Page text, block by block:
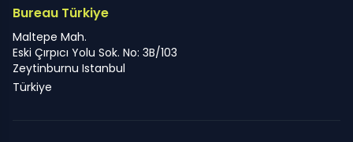
Bureau Türkiye
Maltepe Mah.
Eski Çırpıcı Yolu Sok. No: 3B/103
Zeytinburnu Istanbul
Türkiye